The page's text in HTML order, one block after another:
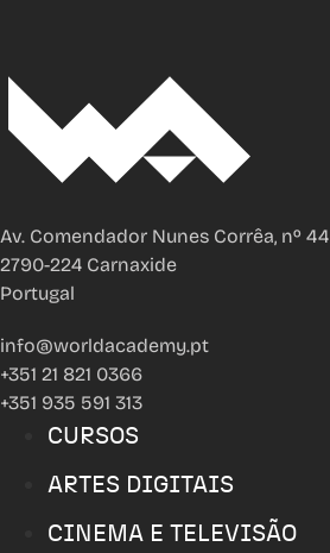
Av. Comendador Nunes Corrêa, nº 44
2790-224 Carnaxide
Portugal
info@worldacademy.pt
+351 21 821 0366
+351 935 591 313
CURSOS
ARTES DIGITAIS
CINEMA E TELEVISÃO